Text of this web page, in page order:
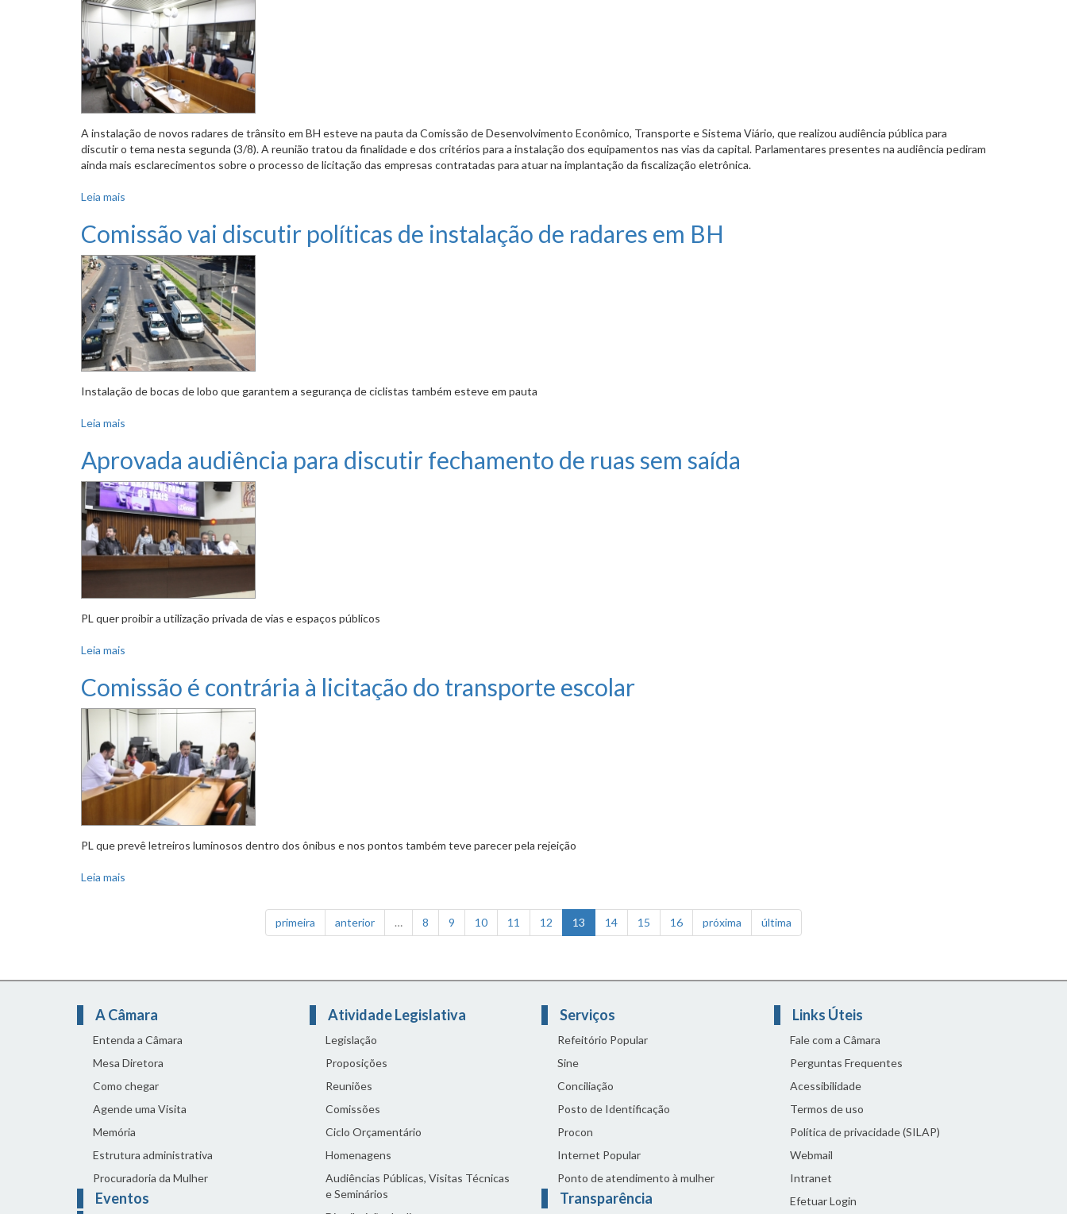
A instalação de novos radares de trânsito em BH esteve na pauta da Comissão de Desenvolvimento Econômico, Transporte e Sistema Viário, que realizou audiência pública para
discutir o tema nesta segunda (3/8). A reunião tratou da finalidade e dos critérios para a instalação dos equipamentos nas vias da capital. Parlamentares presentes na audiência pediram
ainda mais esclarecimentos sobre o processo de licitação das empresas contratadas para atuar na implantação da fiscalização eletrônica.
Leia mais
Comissão vai discutir políticas de instalação de radares em BH
Instalação de bocas de lobo que garantem a segurança de ciclistas também esteve em pauta
Leia mais
Aprovada audiência para discutir fechamento de ruas sem saída
PL quer proibir a utilização privada de vias e espaços públicos
Leia mais
Comissão é contrária à licitação do transporte escolar
PL que prevê letreiros luminosos dentro dos ônibus e nos pontos também teve parecer pela rejeição
Leia mais
primeira anterior … 8 9 10 11 12 13 14 15 16 próxima última
A Câmara
Entenda a Câmara
Mesa Diretora
Como chegar
Agende uma Visita
Memória
Estrutura administrativa
Procuradoria da Mulher
Eventos
Atividade Legislativa
Legislação
Proposições
Reuniões
Comissões
Ciclo Orçamentário
Homenagens
Audiências Públicas, Visitas Técnicas
e Seminários
Serviços
Refeitório Popular
Sine
Conciliação
Posto de Identificação
Procon
Internet Popular
Ponto de atendimento à mulher
Transparência
Links Úteis
Fale com a Câmara
Perguntas Frequentes
Acessibilidade
Termos de uso
Política de privacidade (SILAP)
Webmail
Intranet
Efetuar Login